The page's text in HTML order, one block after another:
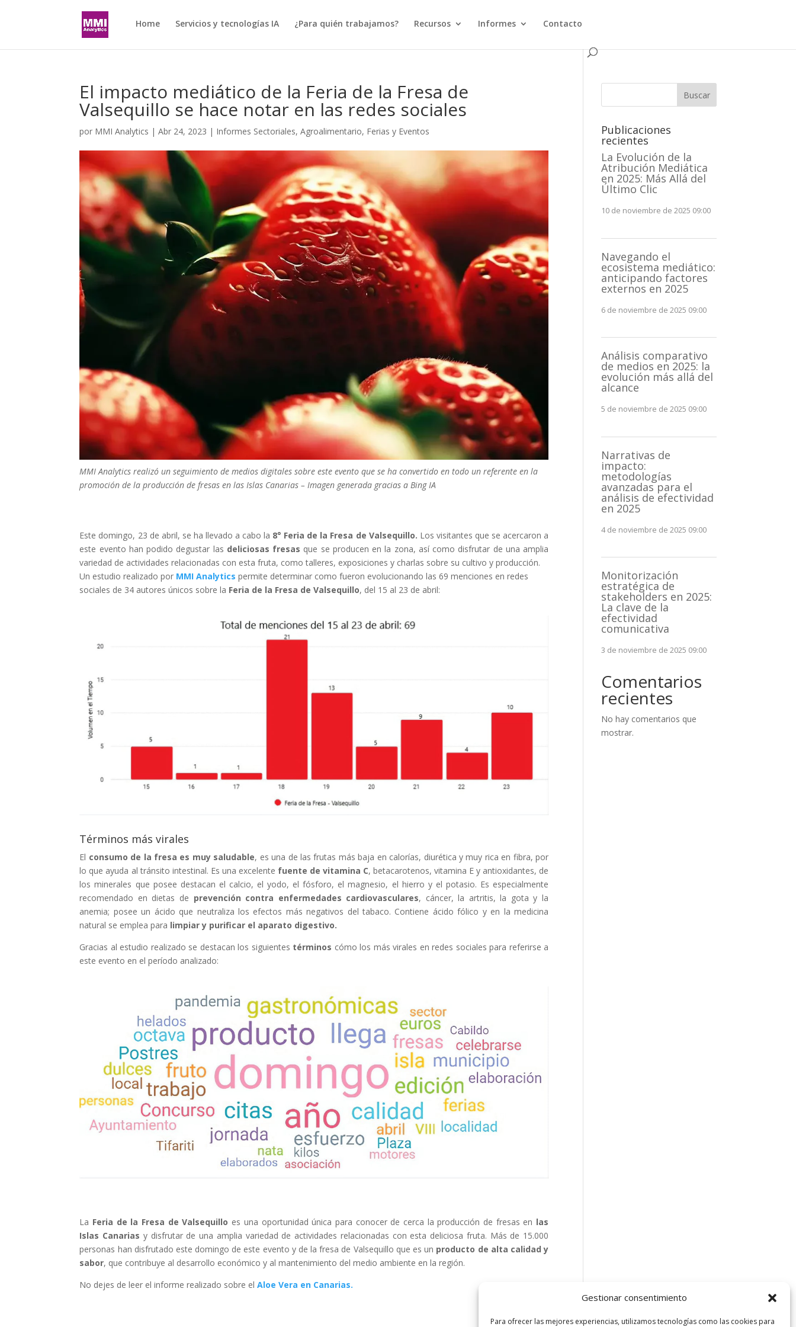
Gestionar consentimiento
Para ofrecer las mejores experiencias, utilizamos tecnologías como las cookies para
Home Servicios y tecnologías IA ¿Para quién trabajamos? Recursos Informes Contacto
El impacto mediático de la Feria de la Fresa de
Valsequillo se hace notar en las redes sociales
por MMI Analytics |Abr 24, 2023 | Informes Sectoriales,Agroalimentario, Ferias y Eventos
MMI Analytics realizó un seguimiento de medios digitales sobre este evento que se ha convertido en todo un referente en la
promoción de la producción de fresas en las Islas Canarias–Imagen generada gracias a Bing IA
Este domingo, 23 de abril, se ha llevado a cabo la 8° Feria de la Fresa de Valsequillo. Los visitantes que se acercaron a
este evento han podido degustar las deliciosas fresas que se producen en la zona, así como disfrutar de una amplia
variedad de actividades relacionadas con esta fruta, como talleres, exposiciones y charlas sobre su cultivo y producción.
Un estudio realizado por MMI Analytics permite determinar como fueron evolucionando las 69 menciones en redes
sociales de 34 autores únicos sobre la Feria de la Fresa de Valsequillo, del 15 al 23 de abril:
Términos más virales
El consumo de la fresa es muy saludable, es una de las frutas más baja en calorías, diurética y muy rica en fibra, por
lo que ayuda al tránsito intestinal. Es una excelente fuente de vitamina C, betacarotenos, vitamina E y antioxidantes, de
los minerales que posee destacan el calcio, el yodo, el fósforo, el magnesio, el hierro y el potasio. Es especialmente
recomendado en dietas de prevención contra enfermedades cardiovasculares, cáncer, la artritis, la gota y la
anemia; posee un ácido que neutraliza los efectos más negativos del tabaco. Contiene ácido fólico y en la medicina
natural se emplea para limpiar y purificar el aparato digestivo.
Gracias al estudio realizado se destacan los siguientes términos cómo los más virales en redes sociales para referirse a
este evento en el período analizado:
La Feria de la Fresa de Valsequillo es una oportunidad única para conocer de cerca la producción de fresas en las
Islas Canarias y disfrutar de una amplia variedad de actividades relacionadas con esta deliciosa fruta. Más de 15.000
personas han disfrutado este domingo de este evento y de la fresa de Valsequillo que es un producto de alta calidad y
sabor, que contribuye al desarrollo económico y al mantenimiento del medio ambiente en la región.
No dejes de leer el informe realizado sobre el Aloe Vera en Canarias.
Buscar
Publicaciones
recientes
La Evolución de la
Atribución Mediática
en 2025: Más Allá del
Último Clic
10 de noviembre de 2025 09:00
Navegando el
ecosistema mediático:
anticipando factores
externos en 2025
6 de noviembre de 2025 09:00
Análisis comparativo
de medios en 2025: la
evolución más allá del
alcance
5 de noviembre de 2025 09:00
Narrativas de
impacto:
metodologías
avanzadas para el
análisis de efectividad
en 2025
4 de noviembre de 2025 09:00
Monitorización
estratégica de
stakeholders en 2025:
La clave de la
efectividad
comunicativa
3 de noviembre de 2025 09:00
Comentarios
recientes
No hay comentarios que
mostrar.